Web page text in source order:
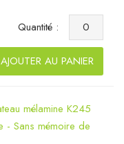
Quantité :
AJOUTER AU PANIER